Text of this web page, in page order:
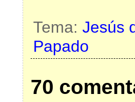
Tema: Jesús
Papado
70